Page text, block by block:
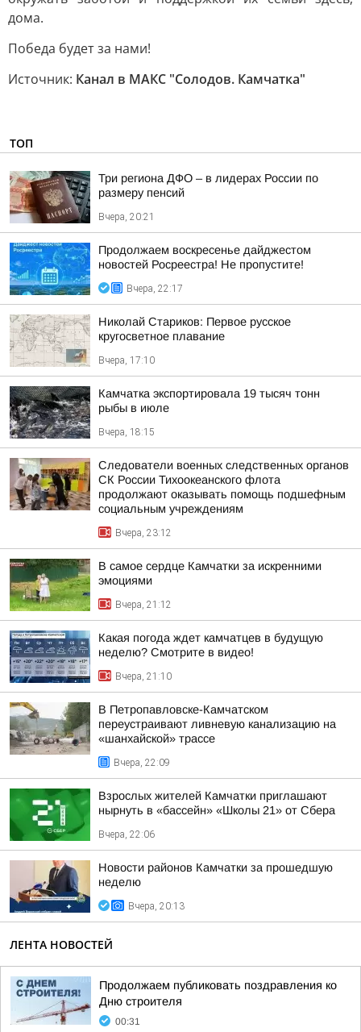
дома.
Победа будет за нами!
Источник: Канал в МАКС "Солодов. Камчатка"
ТОП
Три региона ДФО – в лидерах России по
размеру пенсий
Вчера, 20:21
Продолжаем воскресенье дайджестом
новостей Росреестра! Не пропустите!
Вчера, 22:17
Николай Стариков: Первое русское
кругосветное плавание
Вчера, 17:10
Камчатка экспортировала 19 тысяч тонн
рыбы в июле
Вчера, 18:15
Следователи военных следственных органов
СК России Тихоокеанского флота
продолжают оказывать помощь подшефным
социальным учреждениям
Вчера, 23:12
В самое сердце Камчатки за искренними
эмоциями
Вчера, 21:12
Какая погода ждет камчатцев в будущую
неделю? Cмотрите в видео!
Вчера, 21:10
В Петропавловске-Камчатском
переустраивают ливневую канализацию на
«шанхайской» трассе
Вчера, 22:09
Взрослых жителей Камчатки приглашают
нырнуть в «бассейн» «Школы 21» от Сбера
Вчера, 22:06
Новости районов Камчатки за прошедшую
неделю
Вчера, 20:13
ЛЕНТА НОВОСТЕЙ
Продолжаем публиковать поздравления ко
Дню строителя
00:31